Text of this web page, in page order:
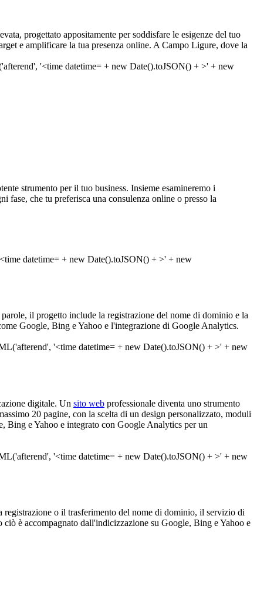
progettato appositamente per soddisfare le esigenze del tuo
e amplificare la tua presenza online. A Campo Ligure, dove la
strumento per il tuo business. Insieme esamineremo i
fase, che tu preferisca una consulenza online o presso la
il progetto include la registrazione del nome di dominio e la
Google, Bing e Yahoo e l'integrazione di Google Analytics.
digitale. Un sito web professionale diventa uno strumento
20 pagine, con la scelta di un design personalizzato, moduli
Bing e Yahoo e integrato con Google Analytics per un
o il trasferimento del nome di dominio, il servizio di
è accompagnato dall'indicizzazione su Google, Bing e Yahoo e